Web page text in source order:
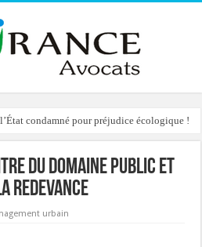
condamné pour préjudice écologique !
du domaine public et
redevance
urbain